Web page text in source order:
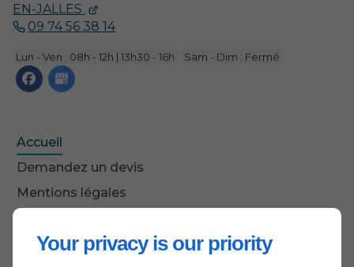
Your privacy is our priority
EN-JALLES
09 74 56 38 14
Lun - Ven : 08h - 12h | 13h30 - 16h Sam - Dim : Fermé
Accueil
Demandez un devis
Mentions légales